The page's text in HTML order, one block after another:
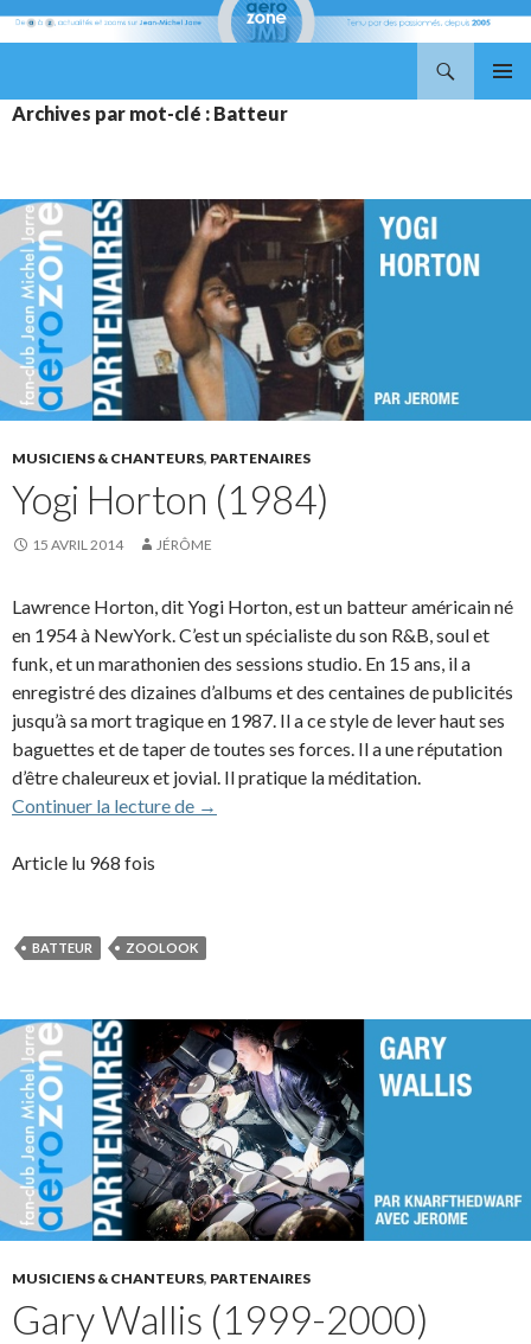
AU
Archives par mot-clé : Batteur
MUSICIENS & CHANTEURS, PARTENAIRES
Yogi Horton (1984)
15 AVRIL 2014 JÉRÔME
Lawrence Horton, dit Yogi Horton, est un batteur américain né
en 1954 à NewYork. C’est un spécialiste du son R&B, soul et
funk, et un marathonien des sessions studio. En 15 ans, il a
enregistré des dizaines d’albums et des centaines de publicités
jusqu’à sa mort tragique en 1987. Il a ce style de lever haut ses
baguettes et de taper de toutes ses forces. Il a une réputation
d’être chaleureux et jovial. Il pratique la méditation.
Continuer la lecture de Yogi Horton (1984)
→
Article lu 968 fois
BATTEUR ZOOLOOK
MUSICIENS & CHANTEURS, PARTENAIRES
Gary Wallis (1999-2000)